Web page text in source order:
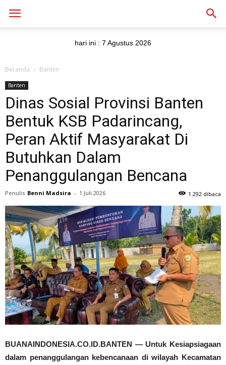
hari ini : 7 Agustus 2026
Beranda Banten
Banten
Dinas Sosial Provinsi Banten
Bentuk KSB Padarincang,
Peran Aktif Masyarakat Di
Butuhkan Dalam
Penanggulangan Bencana
Penulis Benni Madsira - 1 Juli 2026 1.292 dibaca
BUANAINDONESIA.CO.ID.BANTEN — Untuk Kesiapsiagaan
dalam penanggulangan kebencanaan di wilayah Kecamatan